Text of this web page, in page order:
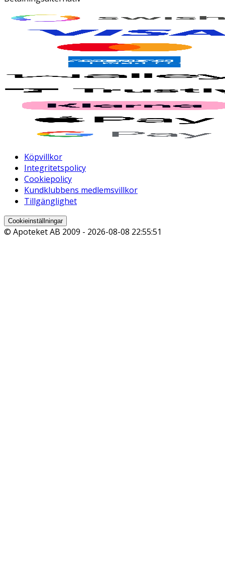
Köpvillkor
Integritetspolicy
Cookiepolicy
Kundklubbens medlemsvillkor
Tillgänglighet
Cookieinställningar
© Apoteket AB 2009 - 2026-08-08 22:55:51